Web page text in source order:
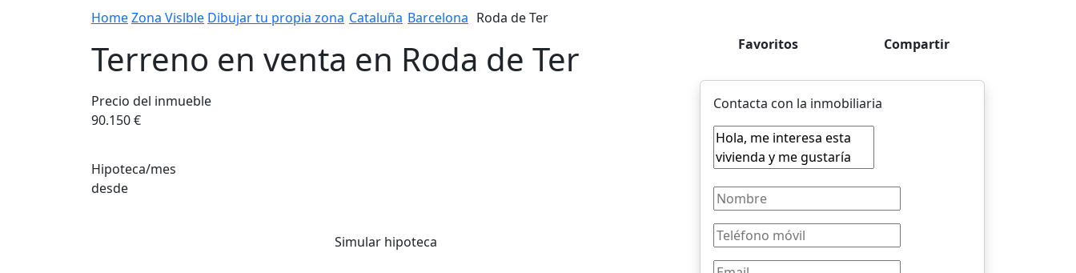
HomeZona Vislble Dibujar tu propia zona Cataluña Barcelona Roda de Ter
Terreno en venta en Roda de Ter
Precio del inmueble
90.150 €
Hipoteca/mes
desde
Simular hipoteca
Favoritos Compartir
Contacta con la inmobiliaria